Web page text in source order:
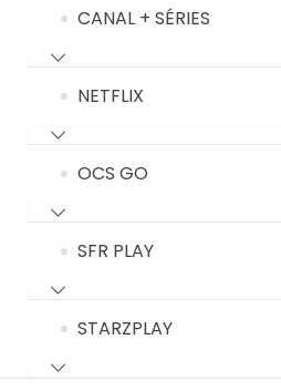
CANAL + SÉRIES
NETFLIX
OCS GO
SFR PLAY
STARZPLAY